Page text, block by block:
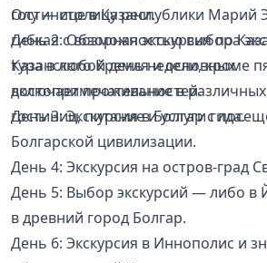
Олу — столицу республики Марий
гибкая с возможностью выбора
тура в любой день недели, кроме
включает проживание в различных
гостиниц, питание и услуги гида.
гостинице в Казани.
День 2: Обзорная экскурсия по
Казанского Кремля и основных
достопримечательностей.
День 3: Экскурсия в Болгар с
Болгарской цивилизации.
День 4: Экскурсия на остров-град
День 5: Выбор экскурсий — либо в
в древний город Болгар.
День 6: Экскурсия в Иннополис и